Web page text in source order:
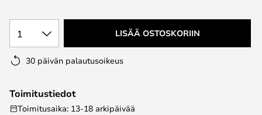
1 LISÄÄ OSTOSKORIIN
30 päivän palautusoikeus
Toimitustiedot
Toimitusaika: 13-18 arkipäivää